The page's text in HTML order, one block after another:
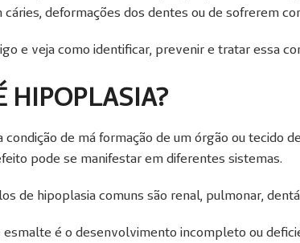
deformações dos dentes ou de sofrerem
e veja como identificar, prevenir e tratar essa
HIPOPLASIA?
condição de má formação de um órgão ou tecido
pode se manifestar em diferentes sistemas.
de hipoplasia comuns são renal, pulmonar,
esmalte é o desenvolvimento incompleto ou